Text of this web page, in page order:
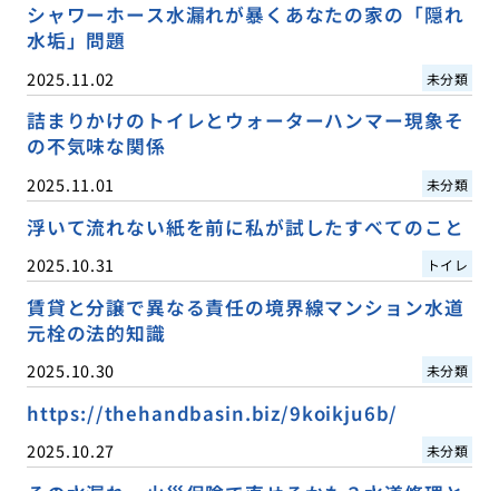
シャワーホース水漏れが暴くあなたの家の「隠れ
水垢」問題
2025.11.02 未分類
詰まりかけのトイレとウォーターハンマー現象そ
の不気味な関係
2025.11.01 未分類
浮いて流れない紙を前に私が試したすべてのこと
2025.10.31 トイレ
賃貸と分譲で異なる責任の境界線マンション水道
元栓の法的知識
2025.10.30 未分類
https://thehandbasin.biz/9koikju6b/
2025.10.27 未分類